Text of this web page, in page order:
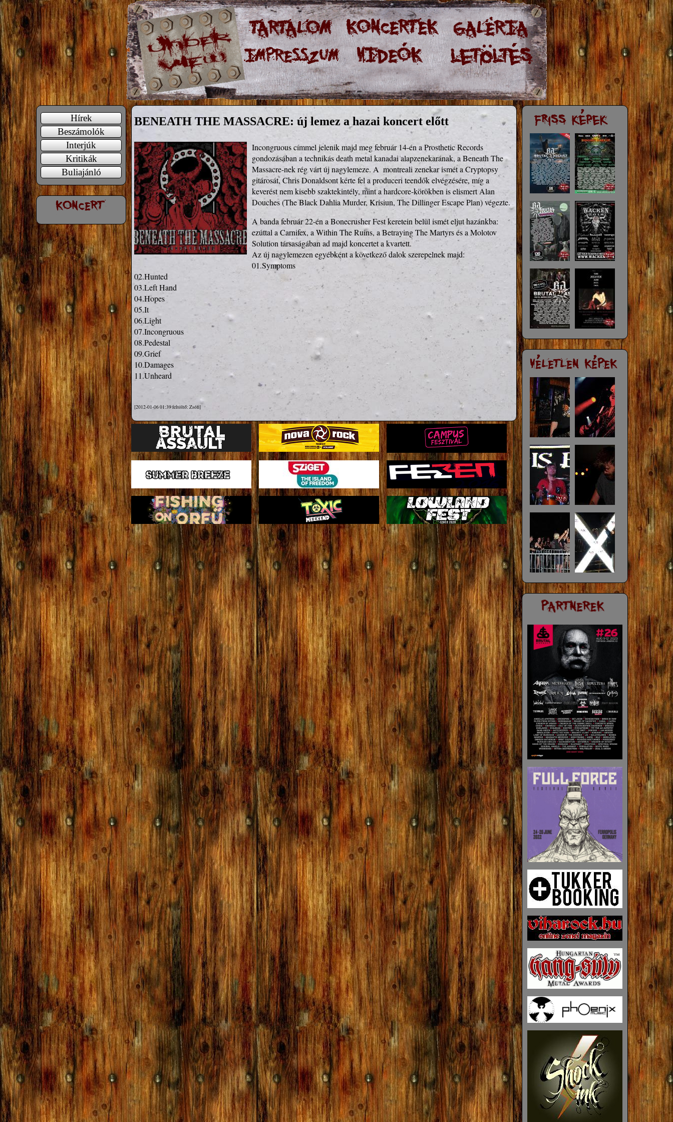
Hírek
Beszámolók
Interjúk
Kritikák
Buliajánló
BENEATH THE MASSACRE: új lemez a hazai koncert előtt
Incongruous címmel jelenik majd meg február 14-én a Prosthetic Records
gondozásában a technikás death metal kanadai alapzenekarának, a Beneath The
Massacre-nek rég várt új nagylemeze. A  montreali zenekar ismét a Cryptopsy
gitárosát, Chris Donaldsont kérte fel a produceri teendők elvégzésére, míg a
keverést nem kisebb szaktekintély, mint a hardcore-körökben is elismert Alan
Douches (The Black Dahlia Murder, Krisiun, The Dillinger Escape Plan) végezte.
A banda február 22-én a Bonecrusher Fest keretein belül ismét eljut hazánkba:
ezúttal a Carnifex, a Within The Ruins, a Betraying The Martyrs és a Molotov
Solution társaságában ad majd koncertet a kvartett.
Az új nagylemezen egyébként a következő dalok szerepelnek majd:
01.Symptoms
02.Hunted
03.Left Hand
04.Hopes
05.It
06.Light
07.Incongruous
08.Pedestal
09.Grief
10.Damages
11.Unheard
[2012-01-06 01:39 feltöltő: Zsófi]